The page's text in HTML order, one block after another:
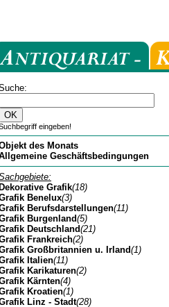
eingeben!
des Monats
Geschäftsbedingungen
Grafik(18)
Benelux(3)
Berufsdarstellungen(11)
Burgenland(5)
Deutschland(21)
Frankreich(2)
Großbritannien u. Irland(1)
Italien(11)
Karikaturen(2)
Kärnten(4)
Kroatien(1)
Linz - Stadt(28)